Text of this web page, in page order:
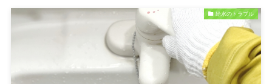
給水のトラブル